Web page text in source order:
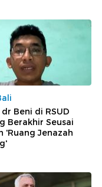
Beni di RSUD
Berakhir Seusai
'Ruang Jenazah